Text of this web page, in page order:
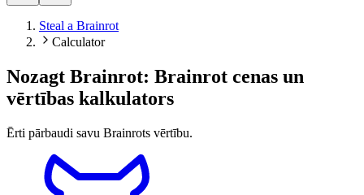
Steal a Brainrot
Calculator
Nozagt Brainrot: Brainrot cenas un
vērtības kalkulators
Ērti pārbaudi savu Brainrots vērtību.